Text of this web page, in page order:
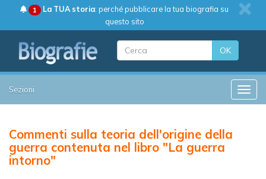
1 La TUA storia: perché pubblicare la tua biografia su
questo sito
OK
Sezioni
Commenti sulla teoria dell'origine della
guerra contenuta nel libro "La guerra
intorno"